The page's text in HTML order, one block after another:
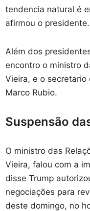
tendencia natural é
afirmou o presidente.
Além dos
encontro o ministro
Vieira, e o
Marco Rubio.
Suspensão
O ministro das
Vieira, falou com a
disse Trump
negociações para
deste domingo, no